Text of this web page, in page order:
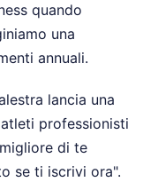
quando
una
annuali.
lancia una
professionisti
di te
se ti iscrivi ora".